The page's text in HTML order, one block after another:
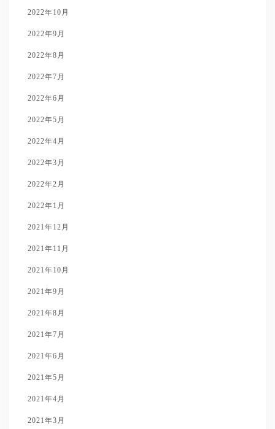
2022年10月
2022年9月
2022年8月
2022年7月
2022年6月
2022年5月
2022年4月
2022年3月
2022年2月
2022年1月
2021年12月
2021年11月
2021年10月
2021年9月
2021年8月
2021年7月
2021年6月
2021年5月
2021年4月
2021年3月